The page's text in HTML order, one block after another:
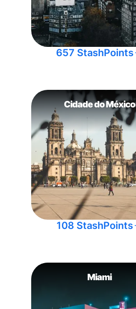
657 StashPoints
Cidade do México
108 StashPoints
Miami